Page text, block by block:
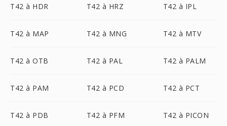
T42 à HDR T42 à HRZ T42 à IPL
T42 à MAP T42 à MNG T42 à MTV
T42 à OTB T42 à PAL T42 à PALM
T42 à PAM T42 à PCD T42 à PCT
T42 à PDB T42 à PFM T42 à PICON